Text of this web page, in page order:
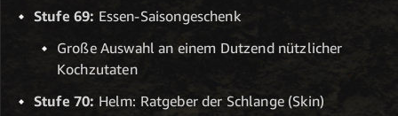
Stufe 69: Essen-Saisongeschenk
Große Auswahl an einem Dutzend nützlicher
Kochzutaten
Stufe 70: Helm: Ratgeber der Schlange (Skin)